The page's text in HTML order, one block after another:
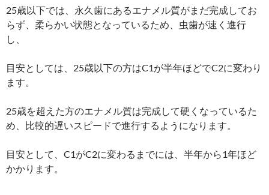
25歳以下では、永久歯にあるエナメル質がまだ完成してお
らず、柔らかい状態となっているため、虫歯が速く進行
し、
目安としては、25歳以下の方はC1が半年ほどでC2に変わり
ます。
25歳を超えた方のエナメル質は完成して硬くなっているた
め、比較的遅いスピードで進行するようになります。
目安として、C1がC2に変わるまでには、半年から1年ほど
かかります。